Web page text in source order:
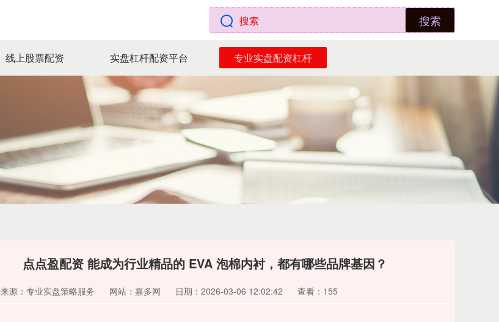
搜索
线上股票配资 实盘杠杆配资平台 专业实盘配资杠杆
点点盈配资 能成为行业精品的 EVA 泡棉内衬，都有哪些品牌基因？
来源：专业实盘策略服务 网站：嘉多网 日期：2026-03-06 12:02:42 查看：155